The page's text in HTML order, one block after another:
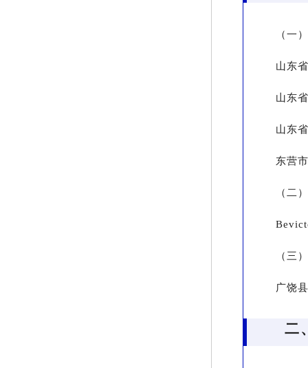
（一
山东
山东
山东
东营
（二
（三
广饶
二